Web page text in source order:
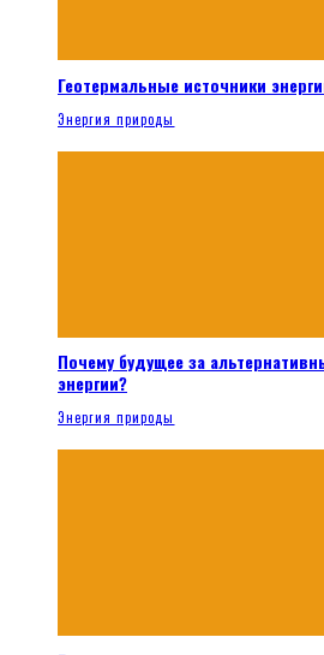
Геотермальные источники
Энергия природы
Почему будущее за
энергии?
Энергия природы